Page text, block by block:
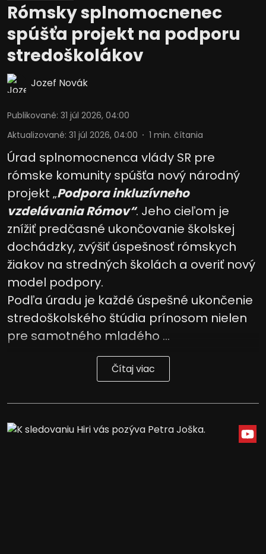
Rómsky splnomocnenec
spúšťa projekt na podporu
stredoškolákov
Jozef Novák
Publikované: 31 júl 2026, 04:00
Aktualizované: 31 júl 2026, 04:00 1 min. čítania
Úrad splnomocnenca vlády SR pre
rómske komunity spúšťa nový národný
projekt „Podpora inkluzívneho
vzdelávania Rómov“. Jeho cieľom je
znížiť predčasné ukončovanie školskej
dochádzky, zvýšiť úspešnosť rómskych
žiakov na stredných školách a overiť nový
model podpory.
Podľa úradu je každé úspešné ukončenie
stredoškolského štúdia prínosom nielen
pre samotného mladého ...
Čítaj viac